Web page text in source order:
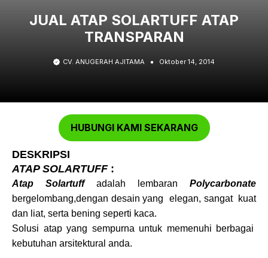
JUAL ATAP SOLARTUFF ATAP
TRANSPARAN
CV. ANUGERAH AJITAMA Oktober 14, 2014
HUBUNGI KAMI SEKARANG
DESKRIPSI
ATAP SOLARTUFF:
Atap Solartuffadalah lembaran Polycarbonate
bergelombang,dengan desain yang
elegan, sangat
kuat
dan liat, serta bening seperti kaca.
Solusi atap yang sempurna untuk memenuhi berbagai
kebutuhan arsitektural anda.